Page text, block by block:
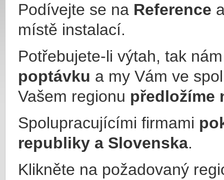
Podívejte se na Reference
místě instalací.
Potřebujete-li výtah, tak
poptávku a my Vám ve
Vašem regionu předložíme
Spolupracujícími firmami
republiky a Slovenska.
Klikněte na požadovaný